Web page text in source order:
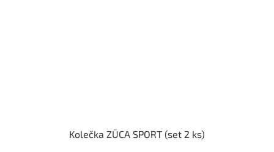
Kolečka ZÜCA SPORT (set 2 ks)